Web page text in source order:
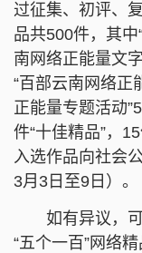
过征集、初评、
品共500件，其中
南网络正能量文
“百部云南网络正
正能量专题活动
件“十佳精品”，
入选作品向社会
3月3日至9日）。
如有异议，可
“五个一百”网络